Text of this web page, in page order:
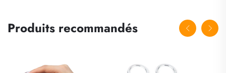
Produits recommandés